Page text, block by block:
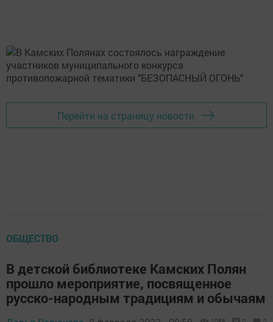
Перейти на страницу новости
ОБЩЕСТВО
В детской библиотеке Камских Полян
прошло мероприятие, посвященное
русско-народным традициям и обычаям